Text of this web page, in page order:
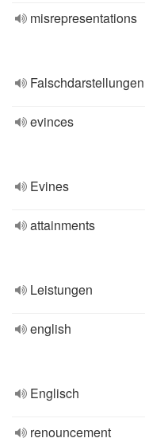
misrepresentations
Falschdarstellungen
evinces
Evines
attainments
Leistungen
english
Englisch
renouncement